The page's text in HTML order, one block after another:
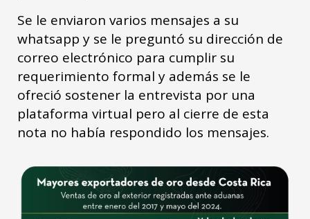
Se le enviaron varios mensajes a su
whatsapp y se le preguntó su dirección de
correo electrónico para cumplir su
requerimiento formal y además se le
ofreció sostener la entrevista por una
plataforma virtual pero al cierre de esta
nota no había respondido los mensajes.